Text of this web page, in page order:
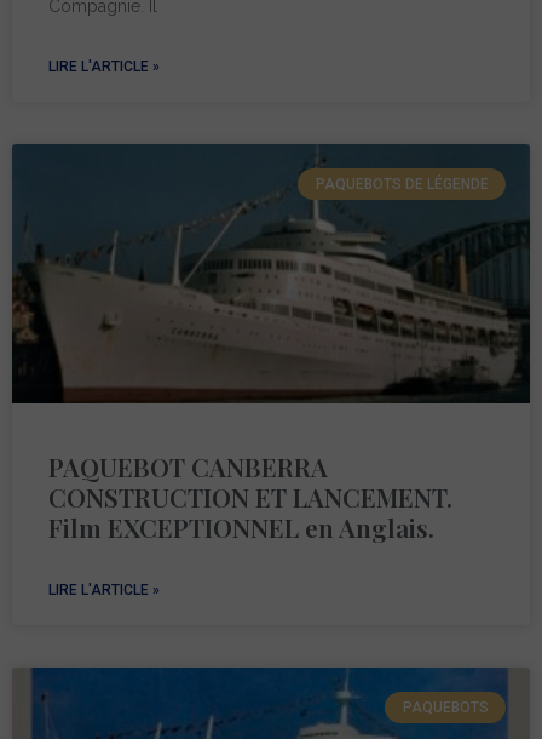
Compagnie. Il
LIRE L'ARTICLE »
PAQUEBOTS DE LÉGENDE
PAQUEBOT CANBERRA
CONSTRUCTION ET LANCEMENT.
Film EXCEPTIONNEL en Anglais.
LIRE L'ARTICLE »
PAQUEBOTS